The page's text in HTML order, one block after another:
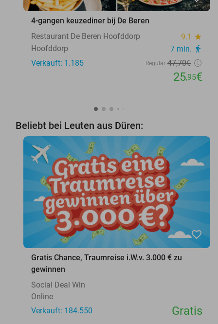
4-gangen keuzediner bij De Beren
Restaurant De Beren Hoofddorp
9.1 star
Hoofddorp 7 min. directions_walk
Verkauft: 1.185 Regulär 47,70€
25,95€
Beliebt bei Leuten aus Düren:
favorite_border
Gratis Chance, Traumreise i.W.v. 3.000 € zu
gewinnen
Social Deal Win
Online
Verkauft: 184.550
Gratis